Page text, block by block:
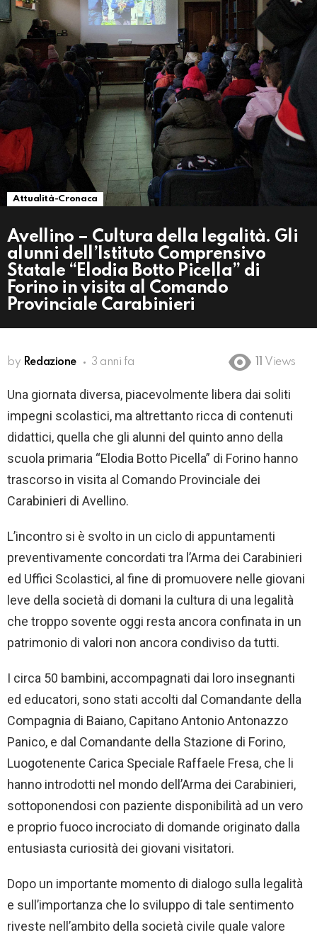
Attualità-Cronaca
Avellino – Cultura della legalità. Gli
alunni dell’Istituto Comprensivo
Statale “Elodia Botto Picella” di
Forino in visita al Comando
Provinciale Carabinieri
by Redazione 3 anni fa Views
Una giornata diversa, piacevolmente libera dai soliti
impegni scolastici, ma altrettanto ricca di contenuti
didattici, quella che gli alunni del quinto anno della
scuola primaria “Elodia Botto Picella” di Forino hanno
trascorso in visita al Comando Provinciale dei
Carabinieri di Avellino.
L’incontro si è svolto in un ciclo di appuntamenti
preventivamente concordati tra l’Arma dei Carabinieri
ed Uffici Scolastici, al fine di promuovere nelle giovani
leve della società di domani la cultura di una legalità
che troppo sovente oggi resta ancora confinata in un
patrimonio di valori non ancora condiviso da tutti.
I circa 50 bambini, accompagnati dai loro insegnanti
ed educatori, sono stati accolti dal Comandante della
Compagnia di Baiano, Capitano Antonio Antonazzo
Panico, e dal Comandante della Stazione di Forino,
Luogotenente Carica Speciale Raffaele Fresa, che li
hanno introdotti nel mondo dell’Arma dei Carabinieri,
sottoponendosi con paziente disponibilità ad un vero
e proprio fuoco incrociato di domande originato dalla
entusiasta curiosità dei giovani visitatori.
Dopo un importante momento di dialogo sulla legalità
e sull’importanza che lo sviluppo di tale sentimento
riveste nell’ambito della società civile quale valore